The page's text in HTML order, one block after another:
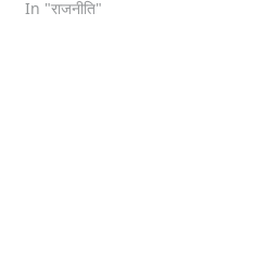
शुरू हो गया है । विपक्षी दल भी
In "राजनीति"